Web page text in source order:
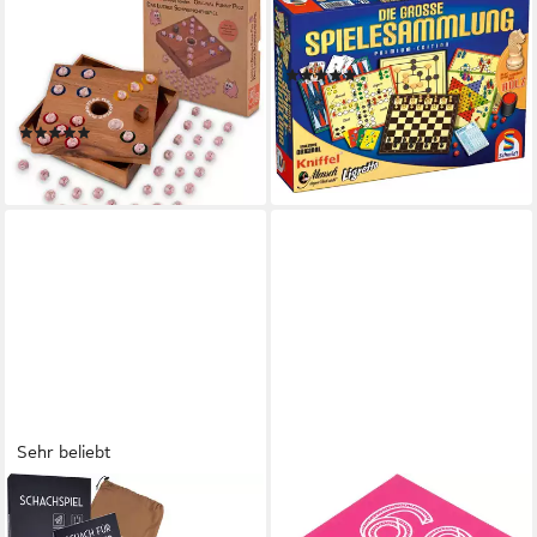
Spiel Original Funny Pigz mit
Karton, Familienspiel, Original
Funny Pigz Lustiges
Schweinchen-Würfelspiel aus
Holz &
(23)
33,99 €
lieferbar - in 4-5 Werktagen bei dir
Spielesammlung Die große
Spielesammlung
(135)
ab 29,99 € UVP44,99 €
-33%
lieferbar in 2 Wochen
Sehr beliebt
FALKENWERK
Spiel magnetisches
HELLOFUN!
Spiel 69, Erwachsenenspiel